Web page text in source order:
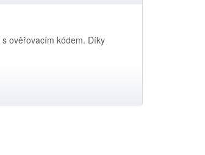
ověřovacím kódem. Díky